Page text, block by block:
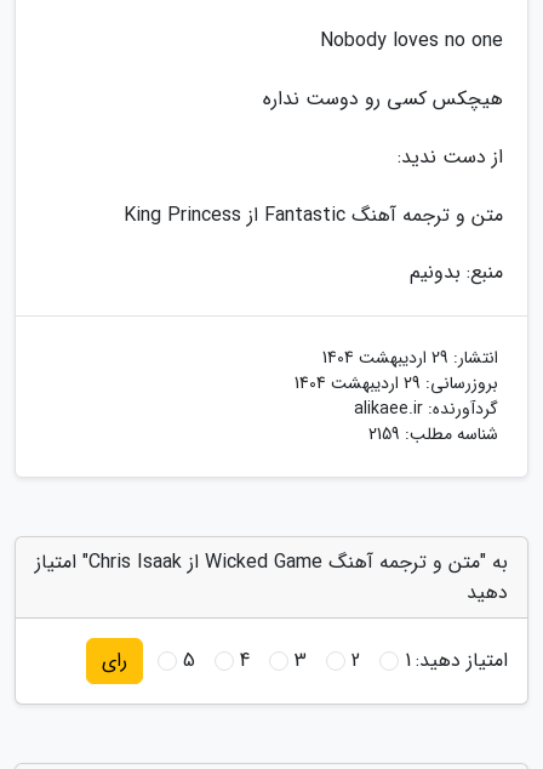
Nobody loves no one
هیچکس کسی رو دوست نداره
از دست ندید:
متن و ترجمه آهنگ Fantastic از King Princess
منبع: بدونیم
انتشار: 29 اردیبهشت 1404
بروزرسانی: 29 اردیبهشت 1404
گردآورنده: alikaee.ir
شناسه مطلب: 2159
به "متن و ترجمه آهنگ Wicked Game از Chris Isaak" امتیاز
دهید
امتیاز دهید:1
2
3
4
5 رای